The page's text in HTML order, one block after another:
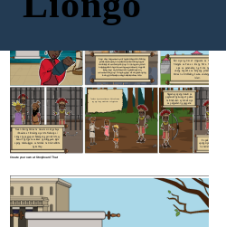
Create your own at Storyboard That
Siya ang nagmamay-ari ng karangalan bilang
pinakamahusay na makata sa kanilang lugar.
Malakas at mataas din siya. Si Liongo ay hindi
nasusugatan ng ano mang mga armas. Ngunit
kung siya ay natamaan ng karayon ay
mamamatay siya. Tanging siya at ang kanyang
inang si Mbwasho ang nakakaalam nito.
Hari siya ng Ozi at Ungwana sa Tana Delta at
Shangha sa Faza o Isla ng Pate. Nagtagumpay
siya sa pananakop ng trono ng Pate na
unang napunta sa kanyang pinsang si Haring
Ahmad na kinikilalang kauna-unahang namuno sa
Islam.
Nais ni Haring Ahmad na mawala si Liongo kaya
ikinadena at ikinulong siya nito. Nakaisip si
Liongo ng pagpupuri. Habang ang parirala nito ay
inaawit ng mga nasa labas ng bilangguan, bigla
siyang nakahulagpos sa tanikala na hindi nakikita
ng bantay.
Tumakas siya at nanirahan sa Watwa kasama
Nagsanay siyang mabuti sa
paghawak ng busog at palaso
na kinalaunan ay nanalo siya
sa paligsahan ng pagpana.
Ito pala'y pakana ng hari
upang siya ay madakip at muli
na naman siyang nakatakas.